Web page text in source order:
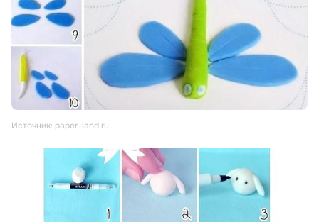
Источник: paper-land.ru